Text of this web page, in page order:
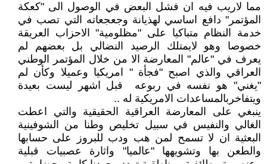
مما لاريب فيه ان فشل البعض في الوصول الى "كعكة
المؤتمر" دافع اساسي لهذيانة وجعجعاته التي تصب في
خدمة النظام متباكيا على "مظلومية" الاحزاب العريقة
خصوصا وهو لايمتلك الرصيد النضالي بل بعضهم لم
يعرف في "عالم" المعارضة الا من خلال المؤتمر الوطني
العراقي والذي اصبح "فجأة " امريكيا وعميلا وكأن لم
"يغني" هو نفسه في ربوعه قبل اشهر ليست بعيدة
ويتفاخربالمساعدات الامريكية له ..
ينبغي على المعارضة العراقية الحقيقية والتي اعطت
الغالي والنفيس في سبيل تخليص وطنا من الشوفينية
البعثية ان لا تسمح لمن هب ودب للبروز على حسابها
والطعن بها وتشويهها "عالميا" واثارة عصبيات قبلية